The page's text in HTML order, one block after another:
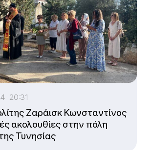
20:31
Ζαράισκ Κωνσταντίνος
ακολουθίες στην πόλη
Τυνησίας